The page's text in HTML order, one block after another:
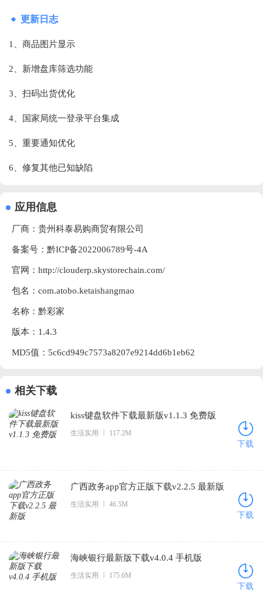
更新日志
1、商品图片显示
2、新增盘库筛选功能
3、扫码出货优化
4、国家局统一登录平台集成
5、重要通知优化
6、修复其他已知缺陷
应用信息
厂商： 贵州科泰易购商贸有限公司
备案号：黔ICP备2022006789号-4A
官网： http://clouderp.skystorechain.com/
包名：com.atobo.ketaishangmao
名称：黔彩家
版本：1.4.3
MD5值：5c6cd949c7573a8207e9214dd6b1eb62
相关下载
kiss键盘软件下载最新版v1.1.3 免费版
生活实用 117.2M
下载
广西政务app官方正版下载v2.2.5 最新版
生活实用 46.5M
下载
海峡银行最新版下载v4.0.4 手机版
生活实用 175.6M
下载